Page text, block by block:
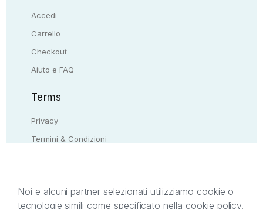
Accedi
Carrello
Checkout
Aiuto e FAQ
Terms
Privacy
Termini & Condizioni
Noi e alcuni partner selezionati utilizziamo cookie o
tecnologie simili come specificato nella cookie policy.